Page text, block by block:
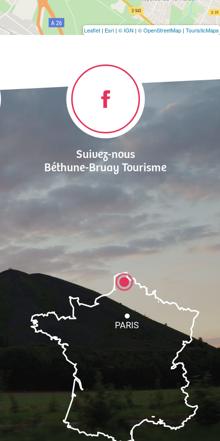
Leaflet | Esri | © IGN | © OpenStreetMap | TouristicMaps
Suivez-nous
Béthune-Bruay Tourisme
PARIS